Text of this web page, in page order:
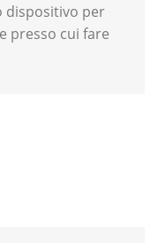
dispositivo per
presso cui fare